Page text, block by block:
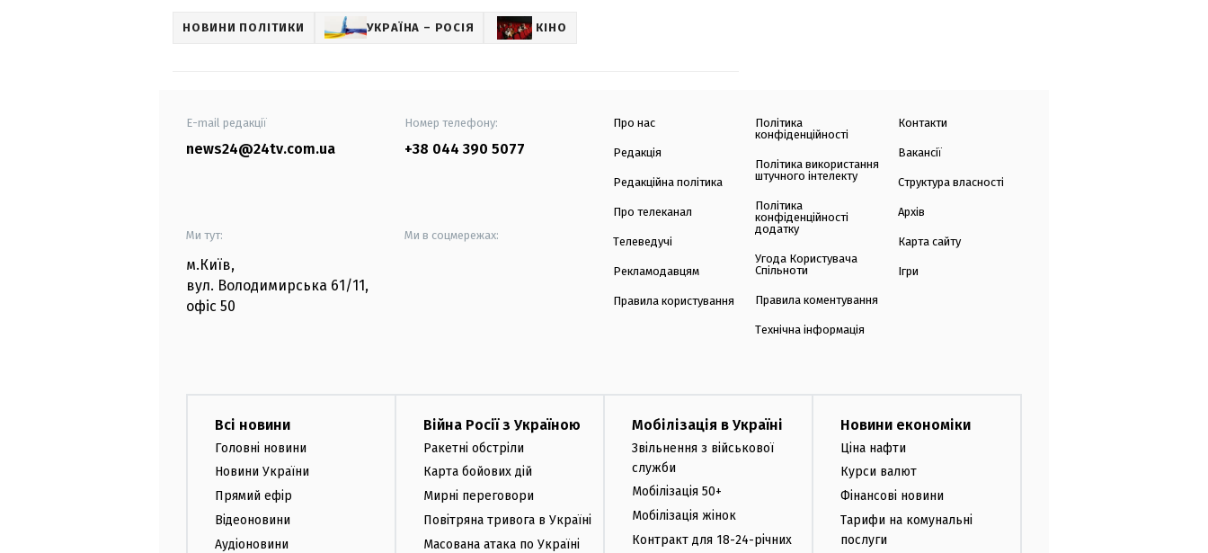
НОВИНИ ПОЛІТИКИ УКРАЇНА – РОСІЯ КІНО
E-mail редакції
news24@24tv.com.ua
Номер телефону:
+38 044 390 5077
Ми тут:
м.Київ,
вул. Володимирська 61/11,
офіс 50
Ми в соцмережах:
Про нас
Редакція
Редакційна політика
Про телеканал
Телеведучі
Рекламодавцям
Правила користування
Політика
конфіденційності
Політика використання
штучного інтелекту
Політика
конфіденційності
додатку
Угода Користувача
Спільноти
Правила коментування
Технічна інформація
Контакти
Вакансії
Структура власності
Архів
Карта сайту
Ігри
Всі новини
Головні новини
Новини України
Прямий ефір
Відеоновини
Аудіоновини
Війна Росії з Україною
Ракетні обстріли
Карта бойових дій
Мирні переговори
Повітряна тривога в Україні
Масована атака по Україні
Мобілізація в Україні
Звільнення з військової
служби
Мобілізація 50+
Мобілізація жінок
Контракт для 18-24-річних
Новини економіки
Ціна нафти
Курси валют
Фінансові новини
Тарифи на комунальні
послуги